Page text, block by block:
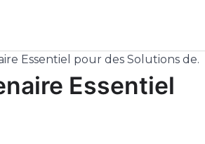
Essentiel pour des Solutions de.
Essentiel